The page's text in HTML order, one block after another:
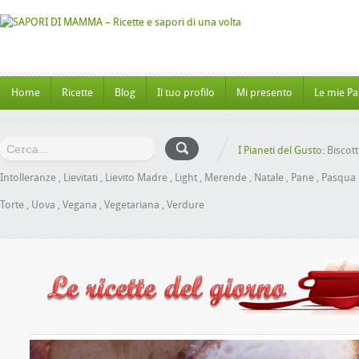
Home Ricette Blog Il tuo profilo Mi presento Le mie
I Pianeti del Gusto:
Intolleranze , Lievitati , Lievito Madre , Light , Merende , Natale , Pane , Pasqua
Torte , Uova , Vegana , Vegetariana , Verdure
al Miele senza